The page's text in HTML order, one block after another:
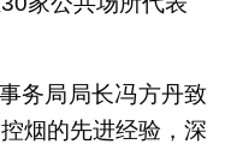
务局局长冯方丹致
烟的先进经验，深